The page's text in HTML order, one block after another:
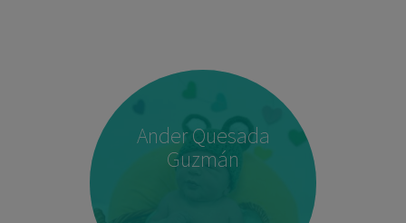
Ander Quesada
Guzmán